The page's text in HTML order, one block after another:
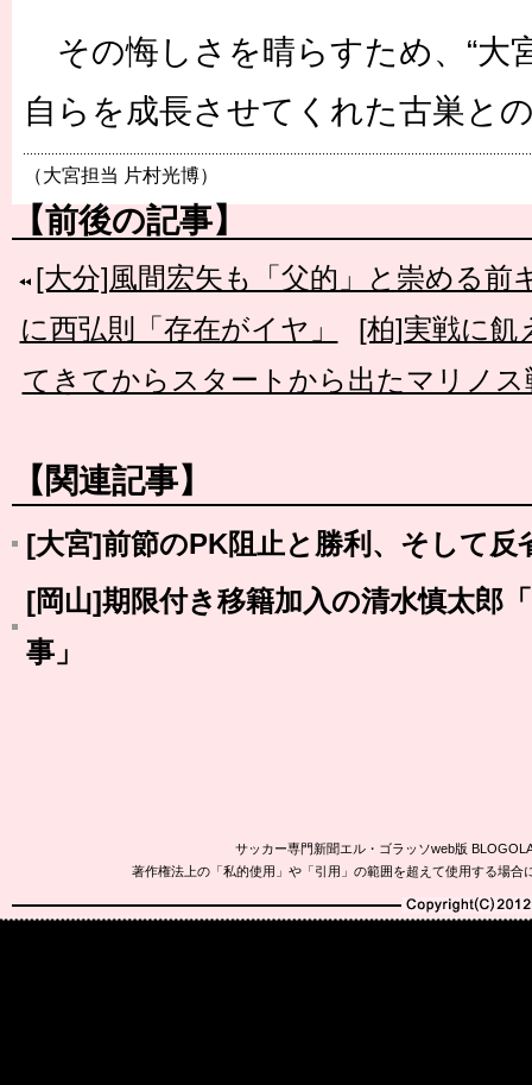
その悔しさを晴らすため、“大
自らを成長させてくれた古巣と
（大宮担当 片村光博）
【前後の記事】
[大分]風間宏矢も「父的」と崇める前
に西弘則「存在がイヤ」
[柏]実戦に飢
てきてからスタートから出たマリノ
【関連記事】
[大宮]前節のPK阻止と勝利、そして反
[岡山]期限付き移籍加入の清水慎太郎
事」
サッカー専門新聞エル・ゴラッソweb版
著作権法上の「私的使用」や「引用」の範囲を超えて使用する場
Copyright(C)2010-